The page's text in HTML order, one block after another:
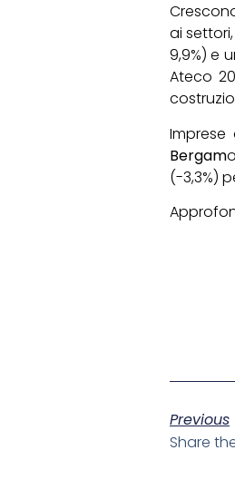
ai
9,9%) e
Ateco
Bergam
(-3,3%)
Previous
Share